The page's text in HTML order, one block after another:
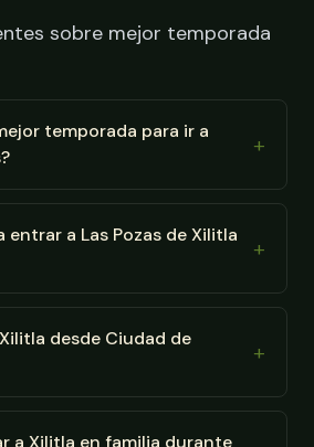
sobre mejor temporada
temporada para ir a
a Las Pozas de Xilitla
desde Ciudad de
a Xilitla en familia durante